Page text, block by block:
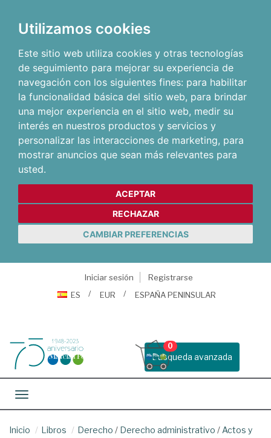
Utilizamos cookies
Este sitio web utiliza cookies y otras tecnologías
de seguimiento para mejorar su experiencia de
navegación con los siguientes fines: para habilitar
la funcionalidad básica del sitio web, para brindar
una mejor experiencia en el sitio web, medir su
interés en nuestros productos y servicios y
personalizar las interacciones de marketing, para
mostrar anuncios que sean más relevantes para
usted.
ACEPTAR
RECHAZAR
CAMBIAR PREFERENCIAS
Iniciar sesión
Registrarse
ES
EUR ESPAÑA PENINSULAR
Busqueda avanzada
0
Toggle navigation
Inicio Libros Derecho / Derecho administrativo / Actos y